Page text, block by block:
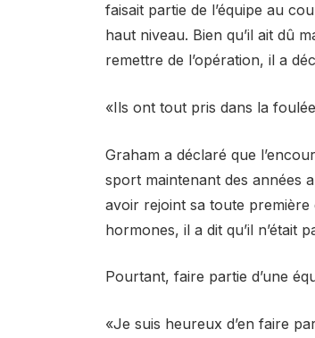
faisait partie de l’équipe au
haut niveau. Bien qu’il ait dû
remettre de l’opération, il a
«Ils ont tout pris dans la
Graham a déclaré que
sport maintenant des années
avoir rejoint sa toute première
hormones, il a dit qu’il n’était
Pourtant, faire partie d’une
«Je suis heureux d’en faire